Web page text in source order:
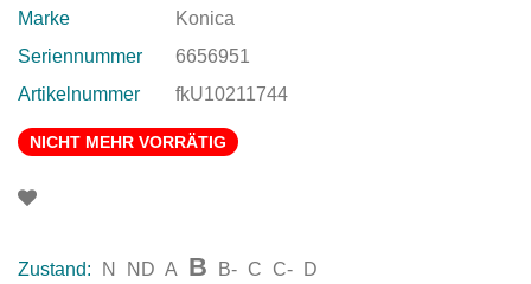
Marke
Konica
Seriennummer
6656951
Artikelnummer
fkU10211744
NICHT MEHR VORRÄTIG
Zustand: N ND A B B- C C- D